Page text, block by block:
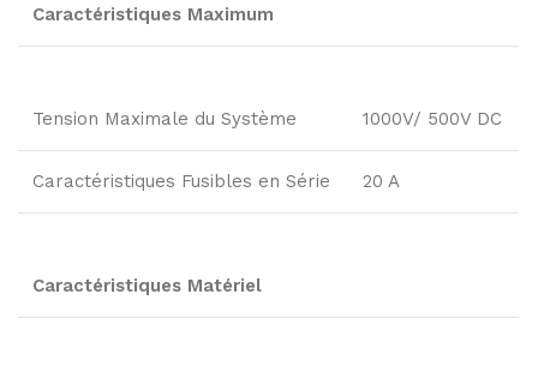
Caractéristiques Maximum
Tension Maximale du Système 1000V/ 500V DC
Caractéristiques Fusibles en Série 20 A
Caractéristiques Matériel